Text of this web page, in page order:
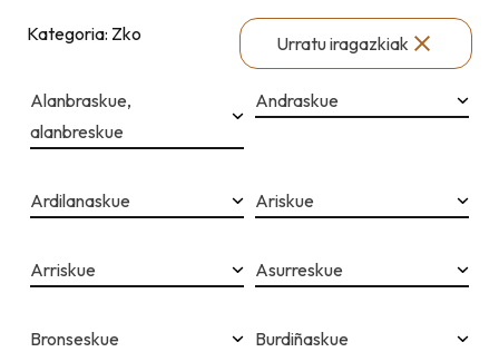
Kategoria: Zko Urratu iragazkiak
Alanbraskue,
alanbreskue
Andraskue
Ardilanaskue Ariskue
Arriskue Asurreskue
Bronseskue Burdiñaskue